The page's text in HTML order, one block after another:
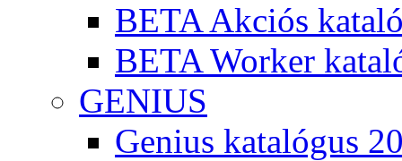
BETA Akciós
BETA Worker
GENIUS
Genius katalógus